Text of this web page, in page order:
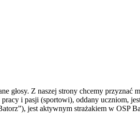
głosy. Z naszej strony chcemy
i pasji (sportowi), oddany uczniom,
jest aktywnym strażakiem w OSP